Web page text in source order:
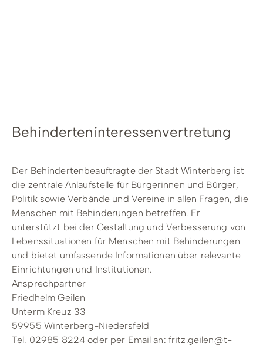
Behinderteninteressenvertretung
Der Behindertenbeauftragte der Stadt Winterberg ist
die zentrale Anlaufstelle für Bürgerinnen und Bürger,
Politik sowie Verbände und Vereine in allen Fragen, die
Menschen mit Behinderungen betreffen. Er
unterstützt bei der Gestaltung und Verbesserung von
Lebenssituationen für Menschen mit Behinderungen
und bietet umfassende Informationen über relevante
Einrichtungen und Institutionen.
Ansprechpartner
Friedhelm Geilen
Unterm Kreuz 33
59955 Winterberg-Niedersfeld
Tel. 02985 8224 oder per Email an: fritz.geilen@t-